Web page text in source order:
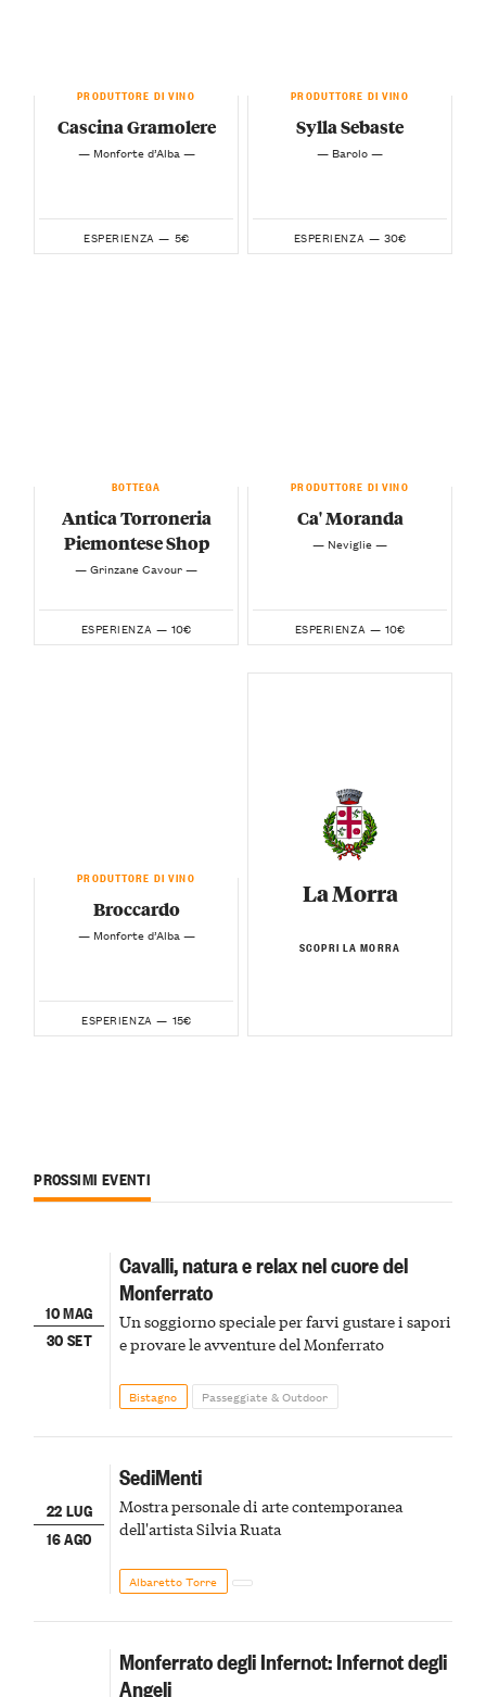
PRODUTTORE DI VINO
Cascina Gramolere
— Monforte d’Alba —
ESPERIENZA — 5€
PRODUTTORE DI VINO
Sylla Sebaste
— Barolo —
ESPERIENZA — 30€
BOTTEGA
Antica Torroneria
Piemontese Shop
— Grinzane Cavour —
ESPERIENZA — 10€
PRODUTTORE DI VINO
Ca' Moranda
— Neviglie —
ESPERIENZA — 10€
PRODUTTORE DI VINO
Broccardo
— Monforte d’Alba —
ESPERIENZA — 15€
La Morra
SCOPRI LA MORRA
PROSSIMI EVENTI
10 MAG
30 SET
Cavalli, natura e relax nel cuore del
Monferrato
Un soggiorno speciale per farvi gustare i sapori
e provare le avventure del Monferrato
Bistagno Passeggiate & Outdoor
22 LUG
16 AGO
SediMenti
Mostra personale di arte contemporanea
dell'artista Silvia Ruata
Albaretto Torre
Monferrato degli Infernot: Infernot degli
Angeli